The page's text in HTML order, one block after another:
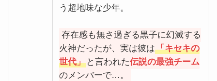
う超地味な少年。
存在感も無さ過ぎる黒子に幻滅する
火神だったが、実は彼は「キセキの
世代」 と言われた伝説の最強チーム
のメンバーで…。